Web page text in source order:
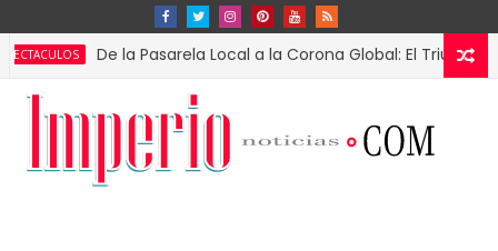
De la Pasarela Local a la Corona Global: El Triunfo de